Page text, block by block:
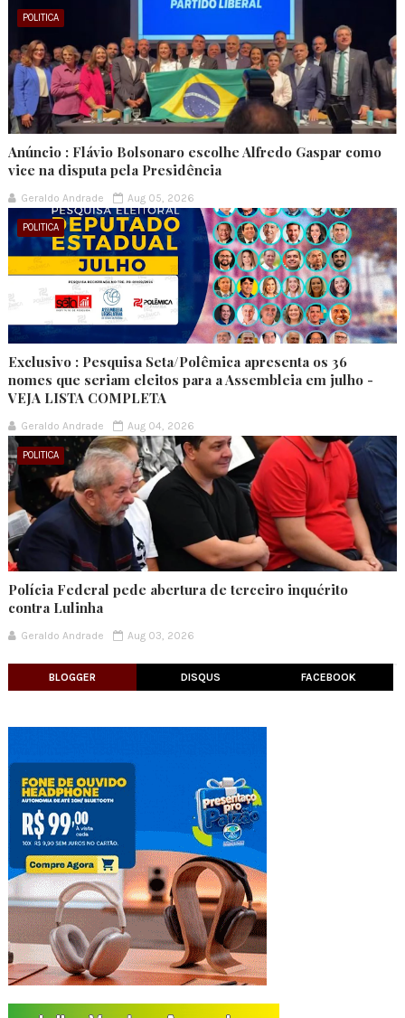
POLITICA
Anúncio : Flávio Bolsonaro escolhe Alfredo Gaspar como
vice na disputa pela Presidência
Geraldo Andrade Aug 05, 2026
POLITICA
Exclusivo : Pesquisa Seta/Polêmica apresenta os 36
nomes que seriam eleitos para a Assembleia em julho -
VEJA LISTA COMPLETA
Geraldo Andrade Aug 04, 2026
POLITICA
Polícia Federal pede abertura de terceiro inquérito
contra Lulinha
Geraldo Andrade Aug 03, 2026
BLOGGER DISQUS FACEBOOK